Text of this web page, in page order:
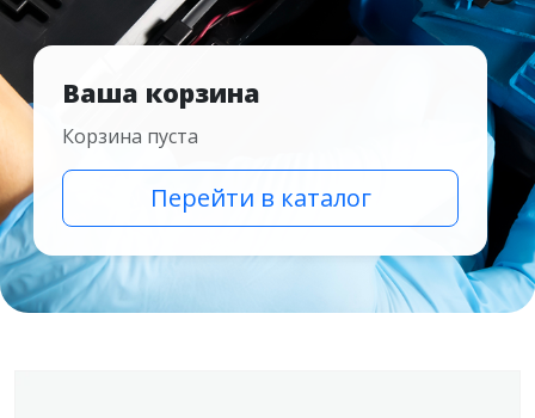
Ваша корзина
Корзина пуста
Перейти в каталог